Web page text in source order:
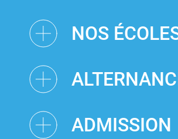
NOS
ADMISSION